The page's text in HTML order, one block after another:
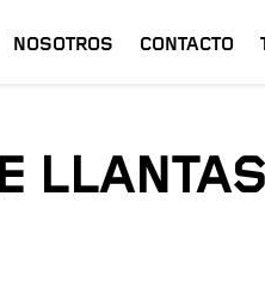
NOSOTROS CONTACTO